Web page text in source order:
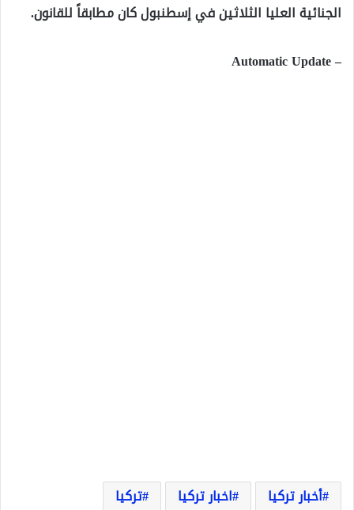
الجنائية العليا الثلاثين في إسطنبول كان مطابقاً للقانون.
– Automatic Update
أخبار تركيا اخبار تركيا
تركيا